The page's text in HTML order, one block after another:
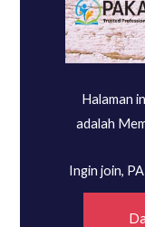
Halaman
adalah
Ingin join,